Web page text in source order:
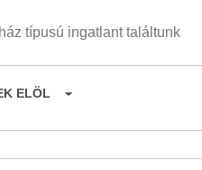
típusú ingatlant találtunk
ELÖL